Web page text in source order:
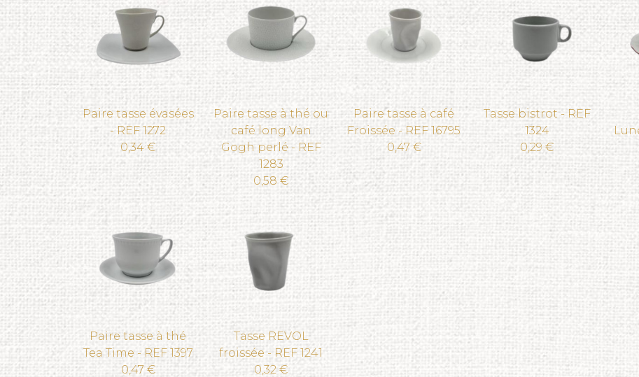
Paire tasse évasées
- REF 1272
0,34 €
Paire tasse à thé ou
café long Van
Gogh perlé - REF
1283
0,58 €
Paire tasse à café
Froissée - REF 16795
0,47 €
Tasse bistrot - REF
1324
0,29 €
Paire tasse à thé
Tea Time - REF 1397
0,47 €
Tasse REVOL
froissée - REF 1241
0,32 €